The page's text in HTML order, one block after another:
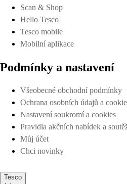
Scan & Shop
Hello Tesco
Tesco mobile
Mobilní aplikace
Podmínky a nastavení
Všeobecné obchodní podmínky
Ochrana osobních údajů a
Nastavení soukromí a cookies
Pravidla akčních nabídek a
Můj účet
Chci novinky
Tesco